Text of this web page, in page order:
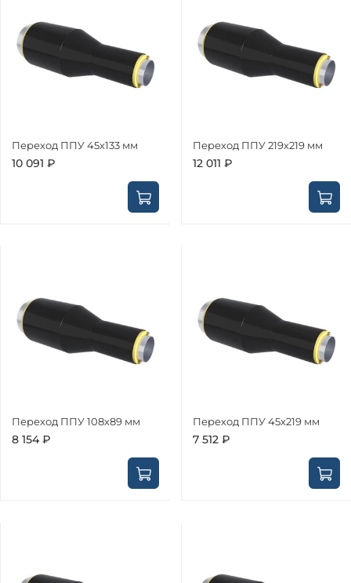
Переход ППУ 45х133 мм
10 091 ₽
Переход ППУ 219х219 мм
12 011 ₽
Переход ППУ 108х89 мм
8 154 ₽
Переход ППУ 45х219 мм
7 512 ₽